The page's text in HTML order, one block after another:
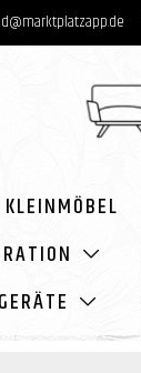
KLEINMÖBEL